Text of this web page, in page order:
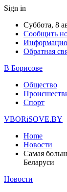
Sign in
Суббота, 8
Сообщить
Обратная
В Борисове
Общество
Спорт
VBORiSOVE.BY
Home
Новости
Самая
Беларуси
Новости